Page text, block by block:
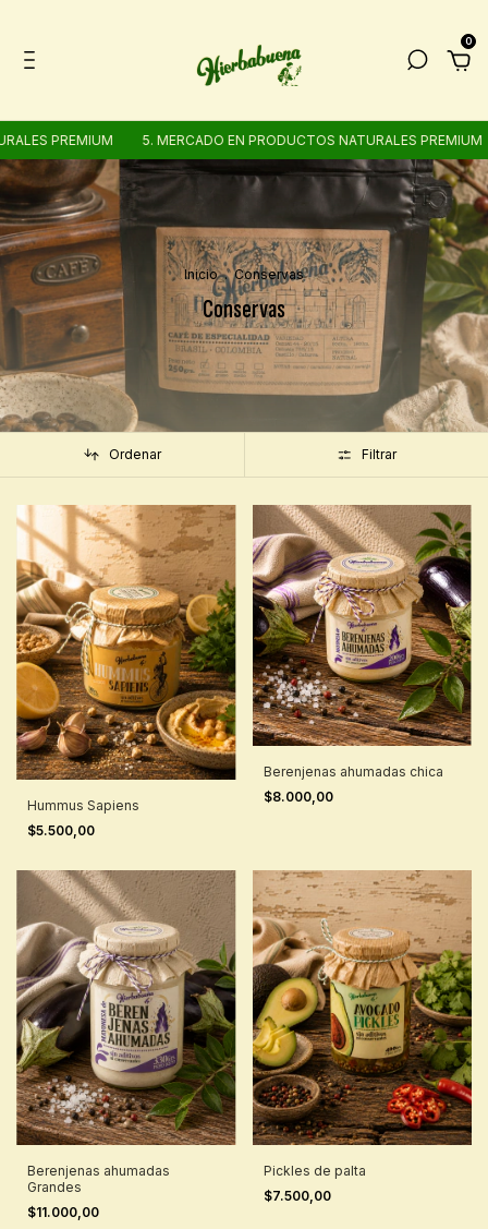
0
5. MERCADO EN PRODUCTOS NATURALES PREMIUM 5.
Inicio . Conservas
Conservas
Ordenar Filtrar
Hummus Sapiens
$5.500,00
Berenjenas ahumadas chica
$8.000,00
Berenjenas ahumadas
Grandes
$11.000,00
Pickles de palta
$7.500,00